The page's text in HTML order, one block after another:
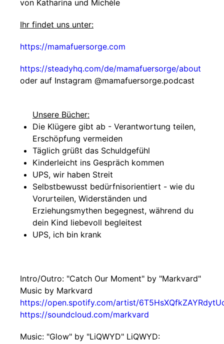
von Katharina und Michèle
Ihr findet uns unter:
https://mamafuersorge.com
https://steadyhq.com/de/mamafuersorge/about
oder auf Instagram @‌mamafuersorge.podcast
Unsere Bücher:
Die Klügere gibt ab - Verantwortung teilen,
Erschöpfung vermeiden
Täglich grüßt das Schuldgefühl
Kinderleicht ins Gespräch kommen
UPS, wir haben Streit
Selbstbewusst bedürfnisorientiert - wie du
Vorurteilen, Widerständen und
Erziehungsmythen begegnest, während du
dein Kind liebevoll begleitest
UPS, ich bin krank
Intro/Outro: "Catch Our Moment" by "Markvard"
Music by Markvard
https://open.spotify.com/artist/
https://soundcloud.com/markvard
Music: "Glow" by "LiQWYD" LiQWYD: